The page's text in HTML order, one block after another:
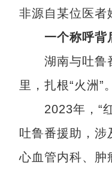
非源自某位医者
一个称呼背
湖南与吐鲁番
里，扎根“火洲”。
2023年，“红
吐鲁番援助，涉
心血管内科、肿